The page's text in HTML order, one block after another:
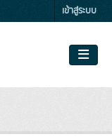
เข้าสู่ระบบ